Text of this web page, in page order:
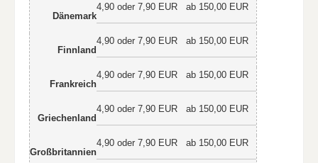
Dänemark
4,90 oder 7,90 EUR ab 150,00 EUR
Finnland
4,90 oder 7,90 EUR ab 150,00 EUR
Frankreich
4,90 oder 7,90 EUR ab 150,00 EUR
Griechenland
4,90 oder 7,90 EUR ab 150,00 EUR
Großbritannien
4,90 oder 7,90 EUR ab 150,00 EUR